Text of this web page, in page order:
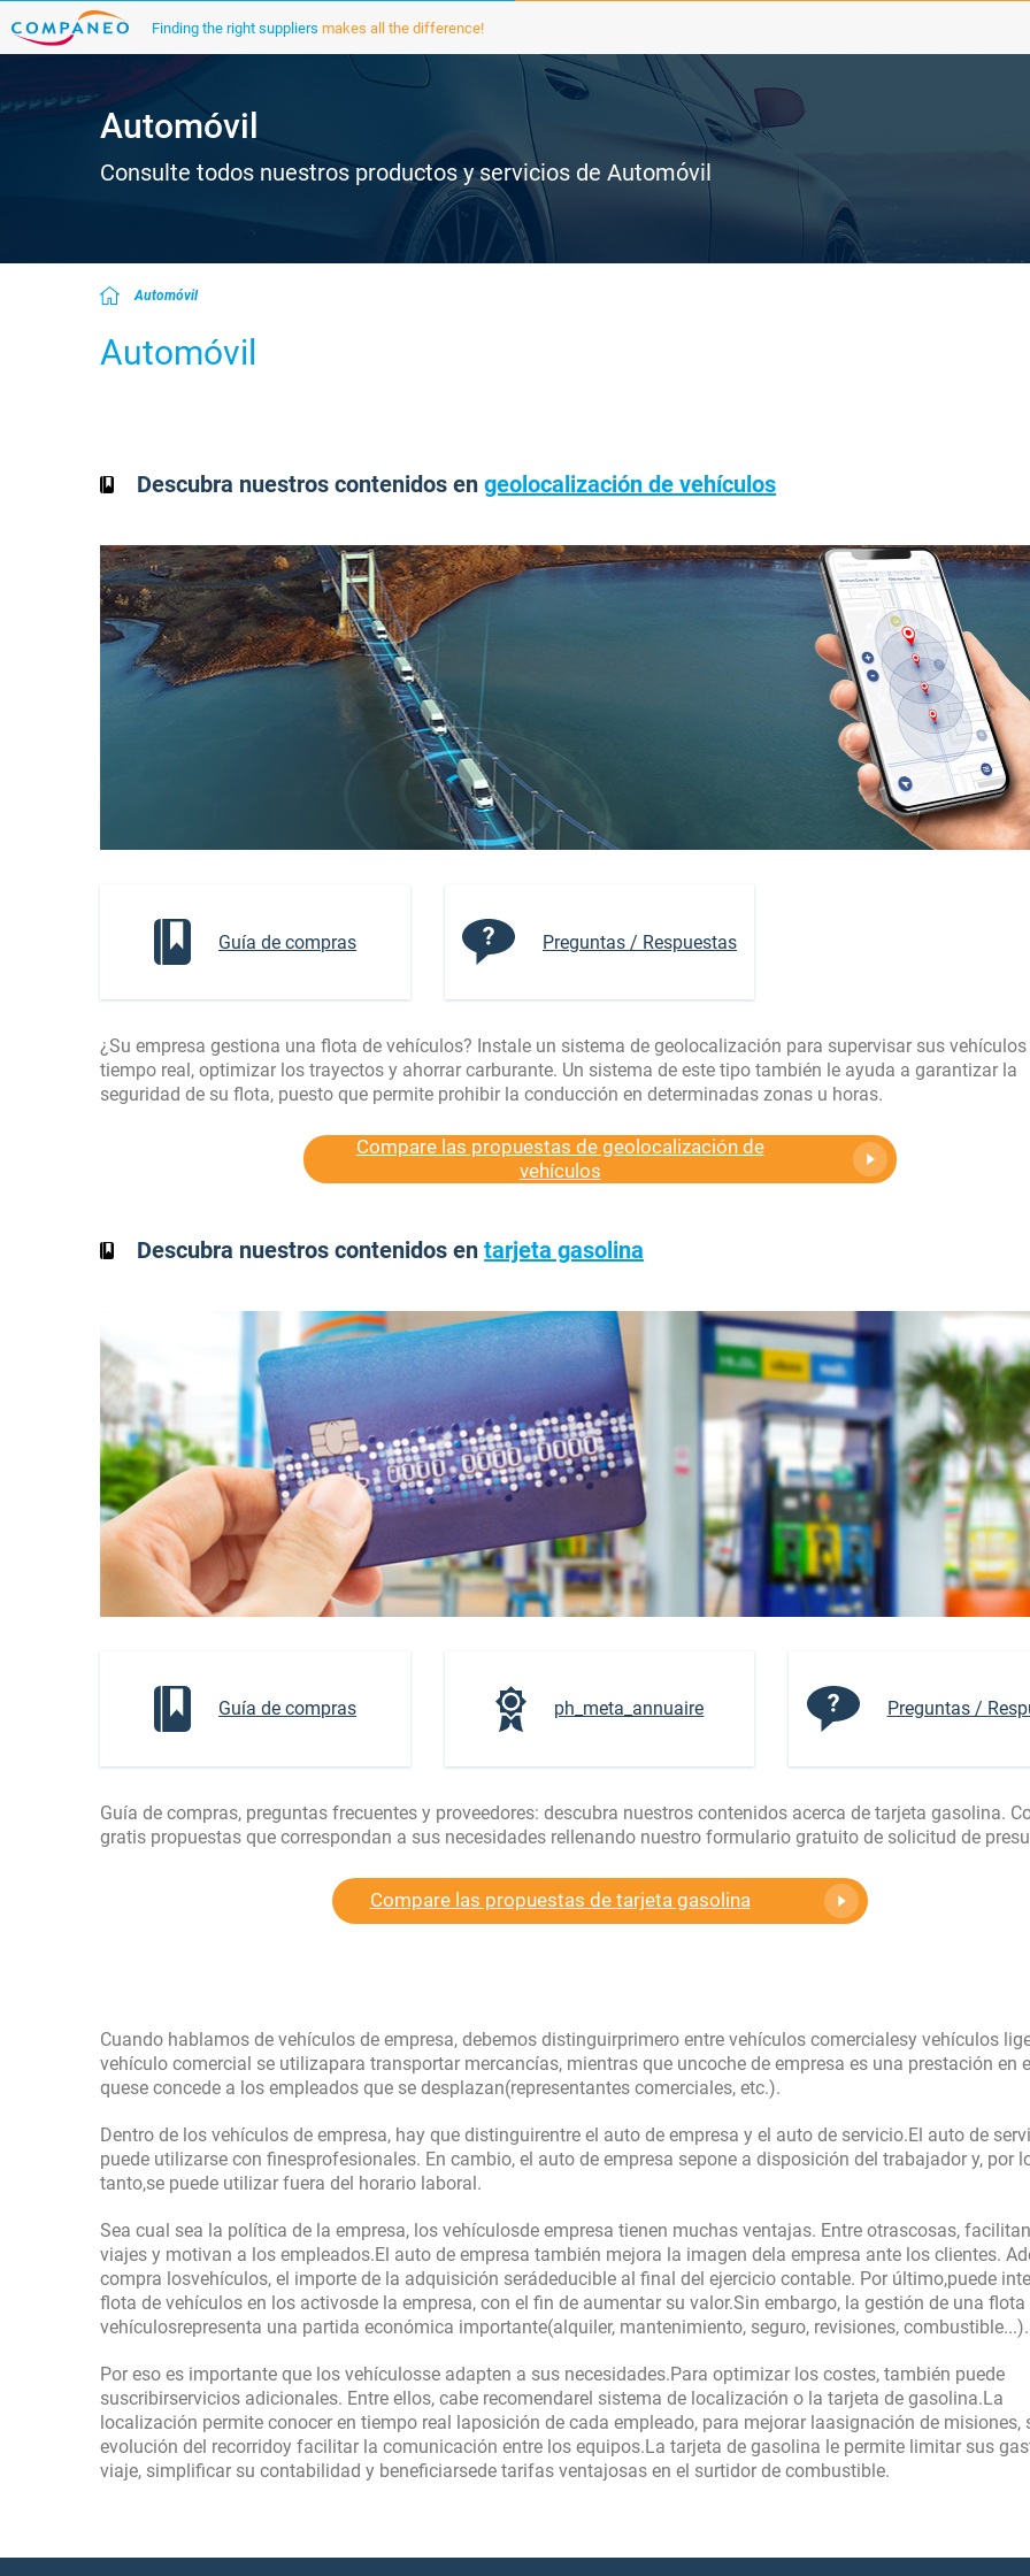
Finding the right suppliers makes all the difference!
Automóvil
Consulte todos nuestros productos y servicios de Automóvil
Automóvil
Automóvil
Descubra nuestros contenidos engeolocalización de vehículos
Guía de compras Preguntas / Respuestas
¿Su empresa gestiona una flota de vehículos? Instale un sistema de geolocalización para supervisar sus vehículos
tiempo real, optimizar los trayectos y ahorrar carburante. Un sistema de este tipo también le ayuda a garantizar la
seguridad de su flota, puesto que permite prohibir la conducción en determinadas zonas u horas.
Compare las propuestas de geolocalización de
vehículos
Descubra nuestros contenidos entarjeta gasolina
Guía de compras ph_meta_annuaire Preguntas /
Guía de compras, preguntas frecuentes y proveedores: descubra nuestros contenidos acerca de tarjeta gasolina.
gratis propuestas que correspondan a sus necesidades rellenando nuestro formulario gratuito de solicitud de
Compare las propuestas de tarjeta gasolina
Cuando hablamos de vehículos de empresa, debemos distinguirprimero entre vehículos comercialesy vehículos
vehículo comercial se utilizapara transportar mercancías, mientras que uncoche de empresa es una prestación en
quese concede a los empleados que se desplazan(representantes comerciales, etc.).
Dentro de los vehículos de empresa, hay que distinguirentre el auto de empresa y el auto de servicio.El auto de
puede utilizarse con finesprofesionales. En cambio, el auto de empresa sepone a disposición del trabajador y, por
tanto,se puede utilizar fuera del horario laboral.
Sea cual sea la política de la empresa, los vehículosde empresa tienen muchas ventajas. Entre otrascosas,
viajes y motivan a los empleados.El auto de empresa también mejora la imagen dela empresa ante los clientes.
compra losvehículos, el importe de la adquisición serádeducible al final del ejercicio contable. Por último,puede
flota de vehículos en los activosde la empresa, con el fin de aumentar su valor.Sin embargo, la gestión de una flota
vehículosrepresenta una partida económica importante(alquiler, mantenimiento, seguro, revisiones, combustible...).
Por eso es importante que los vehículosse adapten a sus necesidades.Para optimizar los costes, también puede
suscribirservicios adicionales. Entre ellos, cabe recomendarel sistema de localización o la tarjeta de gasolina.La
localización permite conocer en tiempo real laposición de cada empleado, para mejorar laasignación de misiones,
evolución del recorridoy facilitar la comunicación entre los equipos.La tarjeta de gasolina le permite limitar sus
viaje, simplificar su contabilidad y beneficiarsede tarifas ventajosas en el surtidor de combustible.